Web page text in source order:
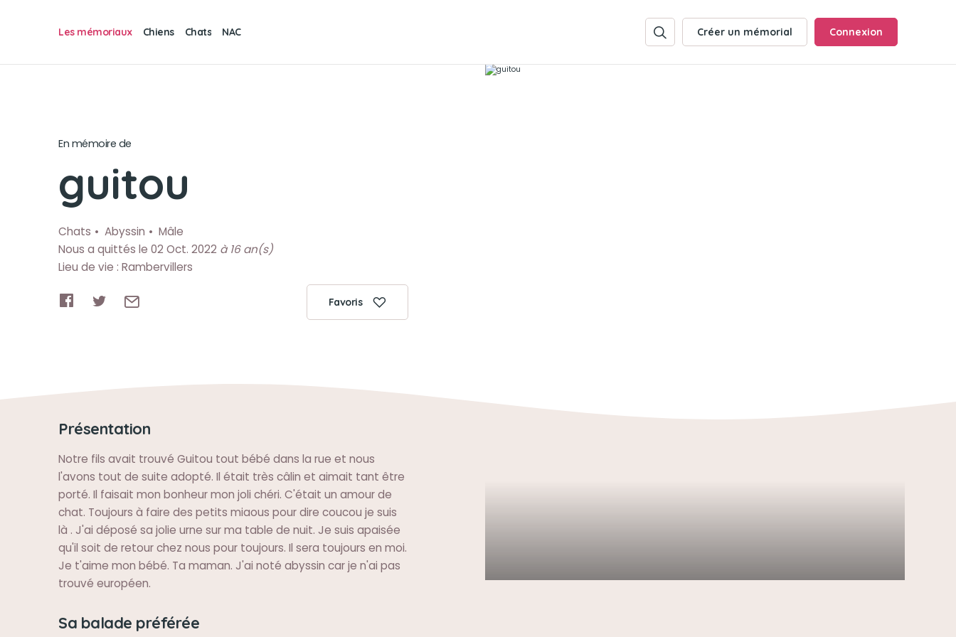
Les mémoriaux Chiens Chats NAC Créer un mémorial Connexion
En mémoire de
guitou
Chats Abyssin
Mâle
Nous a quittés le 02 Oct. 2022 à 16 an(s)
Lieu de vie : Rambervillers
Favoris
Présentation
Notre fils avait trouvé Guitou tout bébé dans la rue et nous
l'avons tout de suite adopté. Il était très câlin et aimait tant être
porté. Il faisait mon bonheur mon joli chéri. C'était un amour de
chat. Toujours à faire des petits miaous pour dire coucou je suis
là . J'ai déposé sa jolie urne sur ma table de nuit. Je suis apaisée
qu'il soit de retour chez nous pour toujours. Il sera toujours en moi.
Je t'aime mon bébé. Ta maman. J'ai noté abyssin car je n'ai pas
trouvé européen.
Sa balade préférée